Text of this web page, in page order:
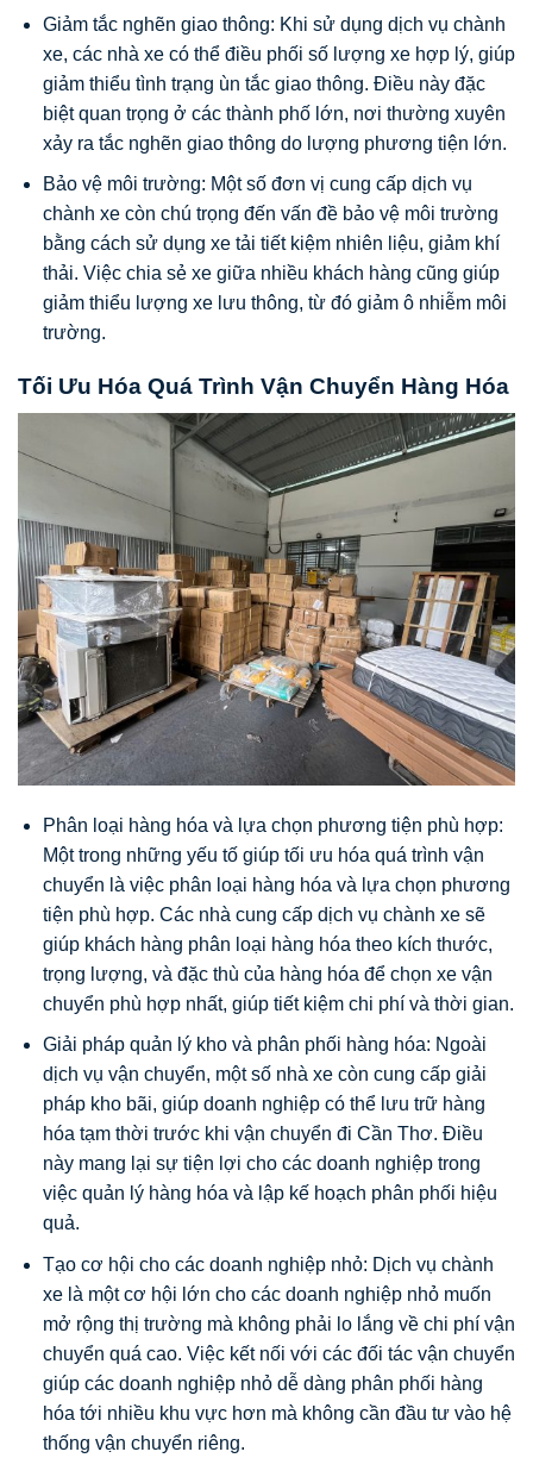
Giảm tắc nghẽn giao thông: Khi sử dụng dịch vụ chành
xe, các nhà xe có thể điều phối số lượng xe hợp lý, giúp
giảm thiểu tình trạng ùn tắc giao thông. Điều này đặc
biệt quan trọng ở các thành phố lớn, nơi thường xuyên
xảy ra tắc nghẽn giao thông do lượng phương tiện lớn.
Bảo vệ môi trường: Một số đơn vị cung cấp dịch vụ
chành xe còn chú trọng đến vấn đề bảo vệ môi trường
bằng cách sử dụng xe tải tiết kiệm nhiên liệu, giảm khí
thải. Việc chia sẻ xe giữa nhiều khách hàng cũng giúp
giảm thiểu lượng xe lưu thông, từ đó giảm ô nhiễm môi
trường.
Tối Ưu Hóa Quá Trình Vận Chuyển Hàng Hóa
Phân loại hàng hóa và lựa chọn phương tiện phù hợp:
Một trong những yếu tố giúp tối ưu hóa quá trình vận
chuyển là việc phân loại hàng hóa và lựa chọn phương
tiện phù hợp. Các nhà cung cấp dịch vụ chành xe sẽ
giúp khách hàng phân loại hàng hóa theo kích thước,
trọng lượng, và đặc thù của hàng hóa để chọn xe vận
chuyển phù hợp nhất, giúp tiết kiệm chi phí và thời gian.
Giải pháp quản lý kho và phân phối hàng hóa: Ngoài
dịch vụ vận chuyển, một số nhà xe còn cung cấp giải
pháp kho bãi, giúp doanh nghiệp có thể lưu trữ hàng
hóa tạm thời trước khi vận chuyển đi Cần Thơ. Điều
này mang lại sự tiện lợi cho các doanh nghiệp trong
việc quản lý hàng hóa và lập kế hoạch phân phối hiệu
quả.
Tạo cơ hội cho các doanh nghiệp nhỏ: Dịch vụ chành
xe là một cơ hội lớn cho các doanh nghiệp nhỏ muốn
mở rộng thị trường mà không phải lo lắng về chi phí vận
chuyển quá cao. Việc kết nối với các đối tác vận chuyển
giúp các doanh nghiệp nhỏ dễ dàng phân phối hàng
hóa tới nhiều khu vực hơn mà không cần đầu tư vào hệ
thống vận chuyển riêng.